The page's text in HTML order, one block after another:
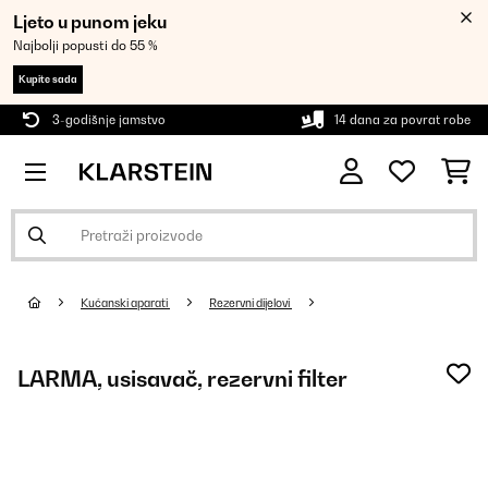
Ljeto u punom jeku
Najbolji popusti do 55 %
Kupite sada
3-godišnje jamstvo 14 dana za povrat robe
Kućanski aparati Rezervni dijelovi
LARMA, usisavač, rezervni filter